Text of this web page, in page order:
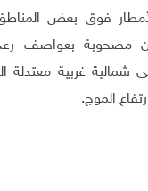
فوق بعض
مصحوبة بعواصف
شمالية غربية معتدلة
الموج.